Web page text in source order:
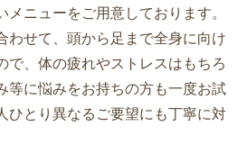
ニューをご用意しております。
わせて、頭から足まで全身に向け
で、体の疲れやストレスはもちろ
等に悩みをお持ちの方も一度お試
ひとり異なるご要望にも丁寧に対